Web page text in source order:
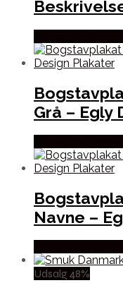
Grå – Egly
Navne –
Udsalg 48%